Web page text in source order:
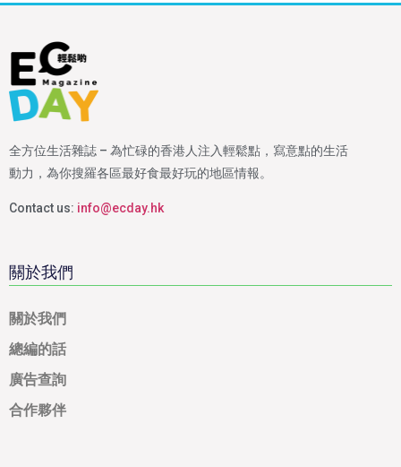
全方位生活雜誌 – 為忙碌的香港人注入輕鬆點，寫意點的生活
動力，為你搜羅各區最好食最好玩的地區情報。
Contact us: info@ecday.hk
關於我們
關於我們
總編的話
廣告查詢
合作夥伴